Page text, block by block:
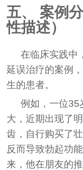
五、 案例
性描述）
在临床实践中
延误治疗的案例
生的患者。
例如，一位35
大，近期出现了
齿，自行购买了
反而导致勃起功
来，他在朋友的